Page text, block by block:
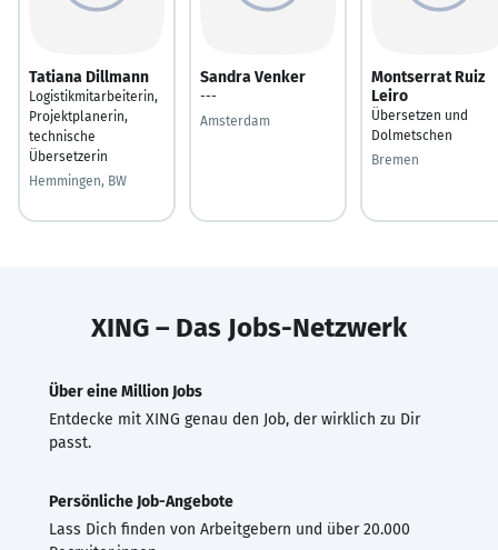
Tatiana Dillmann
Logistikmitarbeiterin,
Projektplanerin,
technische
Übersetzerin
Hemmingen, BW
Sandra Venker
---
Amsterdam
Montserrat Ruiz
Leiro
Übersetzen und
Dolmetschen
Bremen
XING – Das Jobs-Netzwerk
Über eine Million Jobs
Entdecke mit XING genau den Job, der wirklich zu Dir
passt.
Persönliche Job-Angebote
Lass Dich finden von Arbeitgebern und über 20.000